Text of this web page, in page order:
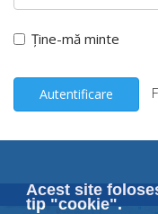
Acest site
tip "cookie".
Ține-mă minte
Autentificare